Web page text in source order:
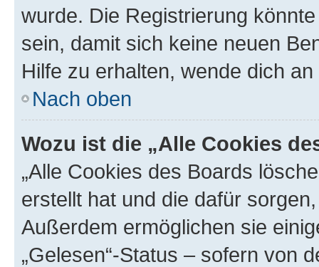
wurde. Die Registrierung
sein, damit sich keine neuen
Hilfe zu erhalten, wende dich
Nach oben
Wozu ist die „Alle Cookies
„Alle Cookies des Boards
erstellt hat und die dafür
Außerdem ermöglichen sie
„Gelesen“-Status – sofern von